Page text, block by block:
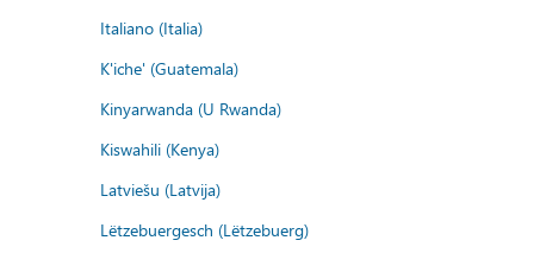
Italiano (Italia)
K'iche' (Guatemala)
Kinyarwanda (U Rwanda)
Kiswahili (Kenya)
Latviešu (Latvija)
Lëtzebuergesch (Lëtzebuerg)